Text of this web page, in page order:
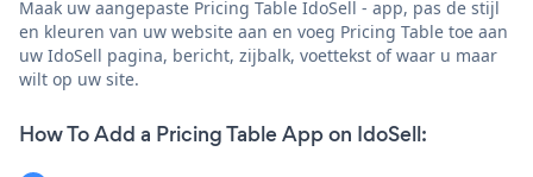
Maak uw aangepaste Pricing Table IdoSell - app, pas de stijl
en kleuren van uw website aan en voeg Pricing Table toe aan
uw IdoSell pagina, bericht, zijbalk, voettekst of waar u maar
wilt op uw site.
How To Add a Pricing Table App on IdoSell: